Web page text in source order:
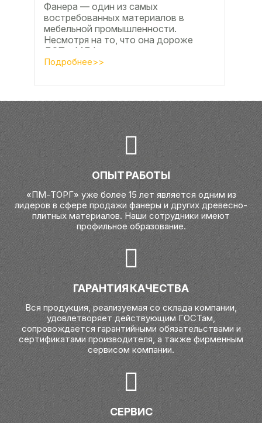
Фанера — один из самых
востребованных материалов в
мебельной промышленности.
Несмотря на то, что она дороже
ДСП и МДФ , ее очень часто
используют для изготовления...
Подробнее>>
ОПЫТ РАБОТЫ
«ПМ-ТОРГ» уже более 15 лет является одним из
лидеров в сфере продажи фанеры и других древесно-
плитных материалов. Наши сотрудники имеют
профильное образование.
ГАРАНТИЯ КАЧЕСТВА
Вся продукция, реализуемая со склада компании,
удовлетворяет действующим ГОСТам,
сопровождается гарантийными обязательствами и
сертификатами производителя, а также фирменным
сервисом компании.
СЕРВИС